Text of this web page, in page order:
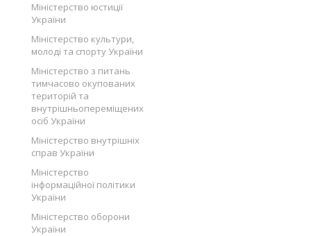
Міністерство юстиції
України
Міністерство культури,
молоді та спорту України
Міністерство з питань
тимчасово окупованих
територій та
внутрішньопереміщених
осіб України
Міністерство внутрішніх
справ України
Міністерство
інформаційної політики
України
Міністерство оборони
України